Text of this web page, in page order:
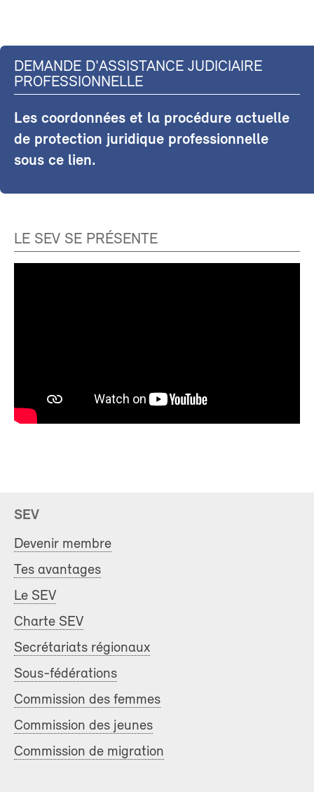
DEMANDE D'ASSISTANCE JUDICIAIRE
PROFESSIONNELLE
Les coordonnées et la procédure actuelle
de protection juridique professionnelle
sous ce lien.
LE SEV SE PRÉSENTE
SEV
Devenir membre
Tes avantages
Le SEV
Charte SEV
Secrétariats régionaux
Sous-fédérations
Commission des femmes
Commission des jeunes
Commission de migration